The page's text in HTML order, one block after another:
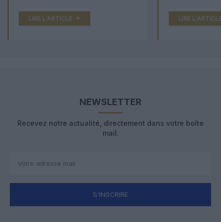
LIRE L'ARTICLE LIRE
NEWSLETTER
Recevez notre actualité, directement dans votre boîte
mail.
S'INSCRIRE